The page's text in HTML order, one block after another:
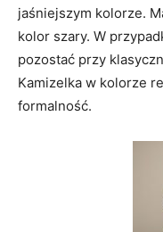
jaśniejszym kolorze.
kolor szary. W
pozostać przy
Kamizelka w kolorze
formalność.